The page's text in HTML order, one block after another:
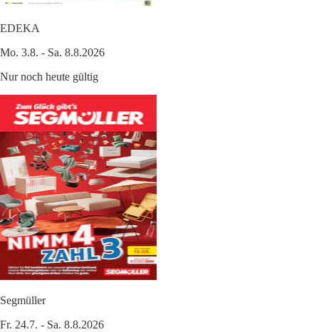
EDEKA
Mo. 3.8. - Sa. 8.8.2026
Nur noch heute gültig
Segmüller
Fr. 24.7. - Sa. 8.8.2026